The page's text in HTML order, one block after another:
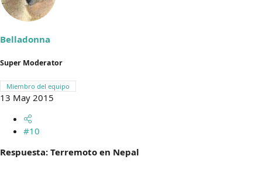
Belladonna
Super Moderator
Miembro del equipo
13 May 2015
#10
Respuesta: Terremoto en Nepal